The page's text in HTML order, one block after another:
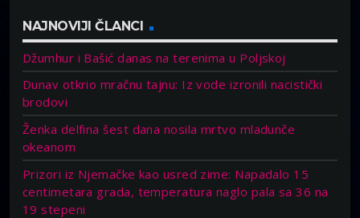
NAJNOVIJI ČLANCI
Džumhur i Bašić danas na terenima u Poljskoj
Dunav otkrio mračnu tajnu: Iz vode izronili nacistički
brodovi
Ženka delfina šest dana nosila mrtvo mladunče
okeanom
Prizori iz Njemačke kao usred zime: Napadalo 15
centimetara grada, temperatura naglo pala sa 36 na
19 stepeni